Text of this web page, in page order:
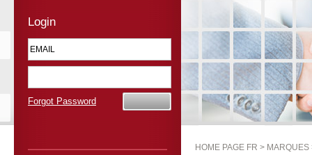
Login
Forgot Password
HOME PAGE FR > MARQUES